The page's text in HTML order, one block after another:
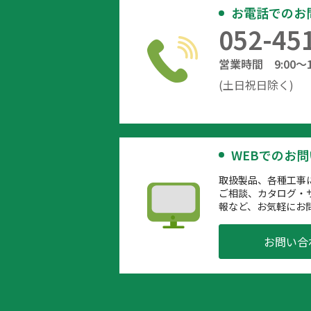
お電話での
052-
営業時間 9:00～
(土日祝日除く)
WEBでのお
取扱製品、各種工事
ご相談、カタログ
報など、お気軽にお
お問い